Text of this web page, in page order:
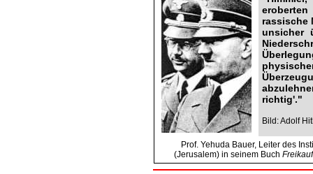
rassische
unsicher
richtig'."
Bild: Adolf
Prof. Yehuda Bauer, Leiter des
(Jerusalem) in seinem Buch